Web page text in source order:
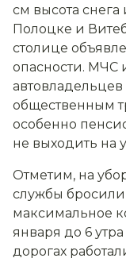
см высота снега
Полоцке и
столице
опасности. МЧС
автовладельцев
общественным
особенно
не выходить на
Отметим, на
службы
максимальное
января до 6
дорогах